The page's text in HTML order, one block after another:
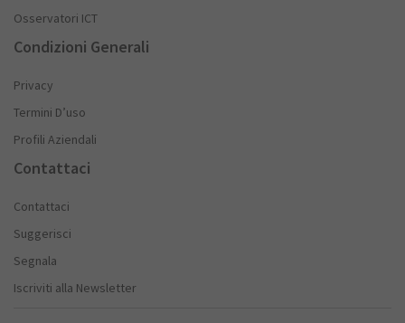
Osservatori ICT
Condizioni Generali
Privacy
Termini D’uso
Profili Aziendali
Contattaci
Contattaci
Suggerisci
Segnala
Iscriviti alla Newsletter